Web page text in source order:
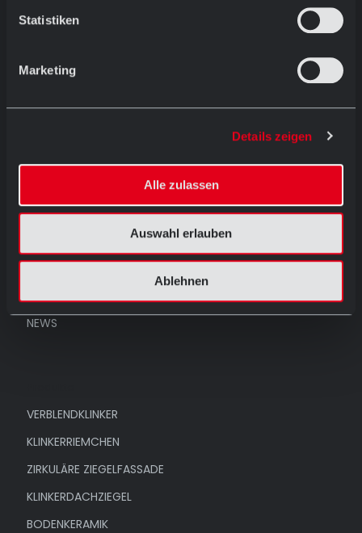
Statistiken
Marketing
Details zeigen
Alle zulassen
Auswahl erlauben
Ablehnen
ausstellung@abc-klinker.de
UNTERNEHMEN
KONTAKT
NEWS
VERBLENDKLINKER
KLINKERRIEMCHEN
ZIRKULÄRE ZIEGELFASSADE
KLINKERDACHZIEGEL
BODENKERAMIK